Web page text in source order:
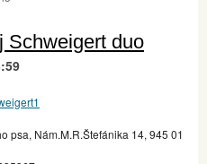
Schweigert duo
psa, Nám.M.R.Štefánika 14, 945 01